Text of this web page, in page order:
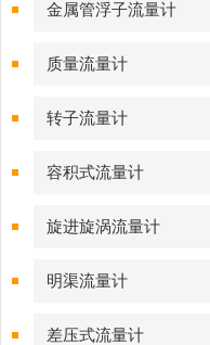
金属管浮子流量计
质量流量计
转子流量计
容积式流量计
旋进旋涡流量计
明渠流量计
差压式流量计